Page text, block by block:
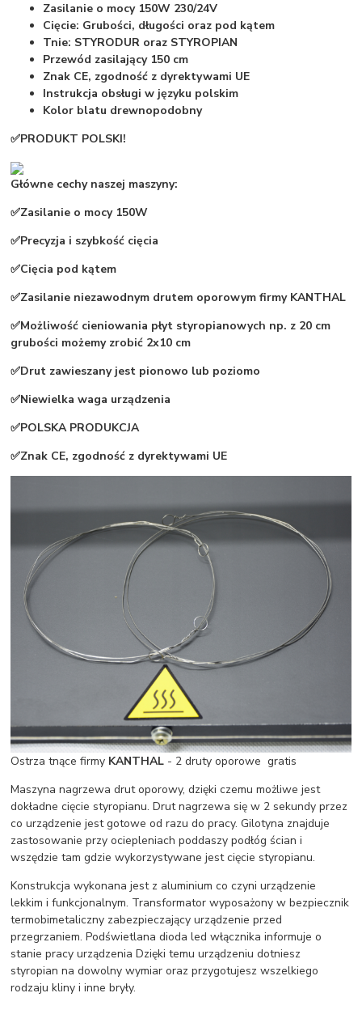
Zasilanie o mocy 150W 230/24V
Cięcie: Grubości, długości oraz pod kątem
Tnie: STYRODUR oraz STYROPIAN
Przewód zasilający 150 cm
Znak CE, zgodność z dyrektywami UE
Instrukcja obsługi w języku polskim
Kolor blatu drewnopodobny
✅PRODUKT POLSKI!
Główne cechy naszej maszyny:
✅Zasilanie o mocy 150W
✅Precyzja i szybkość cięcia
✅Cięcia pod kątem
✅Zasilanie niezawodnym drutem oporowym firmy KANTHAL
✅Możliwość cieniowania płyt styropianowych np. z 20 cm
grubości możemy zrobić 2x10 cm
✅Drut zawieszany jest pionowo lub poziomo
✅Niewielka waga urządzenia
✅POLSKA PRODUKCJA
✅Znak CE, zgodność z dyrektywami UE
Ostrza tnące firmy KANTHAL - 2 druty oporowe gratis
Maszyna nagrzewa drut oporowy, dzięki czemu możliwe jest
dokładne cięcie styropianu. Drut nagrzewa się w 2 sekundy przez
co urządzenie jest gotowe od razu do pracy. Gilotyna znajduje
zastosowanie przy ociepleniach poddaszy podłóg ścian i
wszędzie tam gdzie wykorzystywane jest cięcie styropianu.
Konstrukcja wykonana jest z aluminium co czyni urządzenie
lekkim i funkcjonalnym. Transformator wyposażony w bezpiecznik
termobimetaliczny zabezpieczający urządzenie przed
przegrzaniem. Podświetlana dioda led włącznika informuje o
stanie pracy urządzenia Dzięki temu urządzeniu dotniesz
styropian na dowolny wymiar oraz przygotujesz wszelkiego
rodzaju kliny i inne bryły.